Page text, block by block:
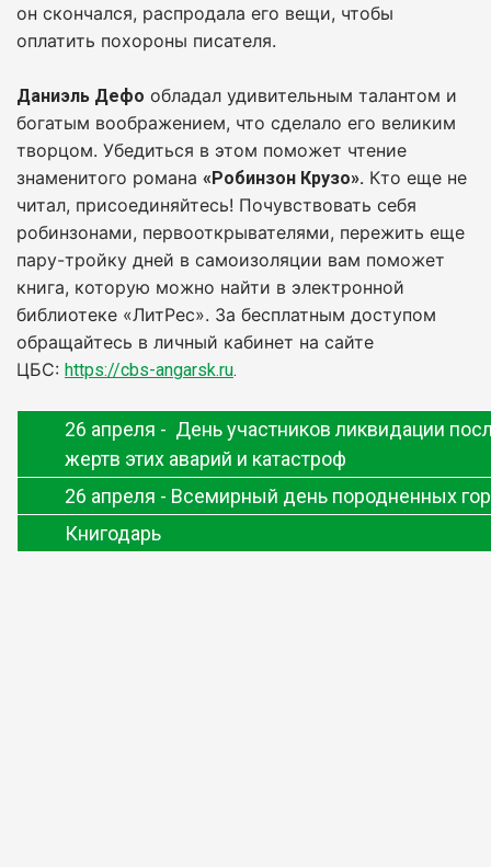
он скончался, распродала его вещи, чтобы
оплатить похороны писателя.
Даниэль Дефо обладал удивительным талантом и
богатым воображением, что сделало его великим
творцом. Убедиться в этом поможет чтение
знаменитого романа «Робинзон Крузо». Кто еще не
читал, присоединяйтесь! Почувствовать себя
робинзонами, первооткрывателями, пережить еще
пару-тройку дней в самоизоляции вам поможет
книга, которую можно найти в электронной
библиотеке «ЛитРес». За бесплатным доступом
обращайтесь в личный кабинет на сайте
ЦБС: https://cbs-angarsk.ru.
26 апреля - День участников ликвидации
жертв этих аварий и катастроф
26 апреля - Всемирный день породненных
Книгодарь